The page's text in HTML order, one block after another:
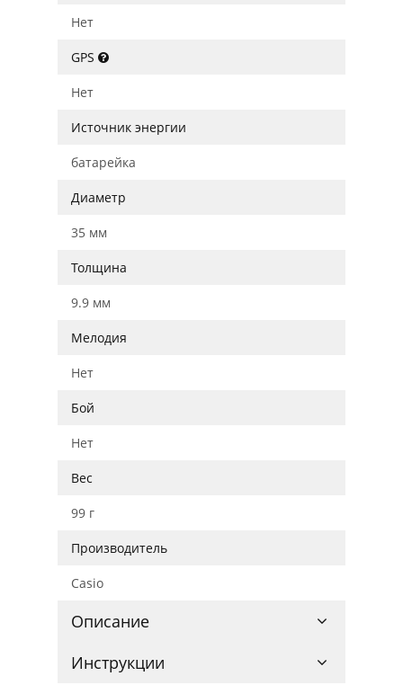
Нет
GPS
Нет
Источник энергии
батарейка
Диаметр
35 мм
Толщина
9.9 мм
Мелодия
Нет
Бой
Нет
Вес
99 г
Производитель
Casio
Описание
Инструкции